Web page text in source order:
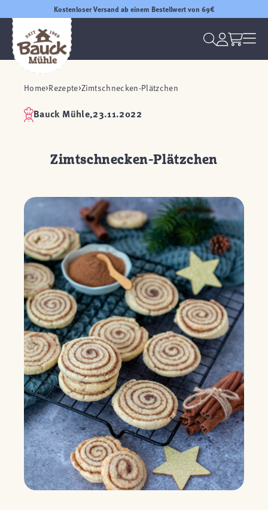
Kostenloser Versand ab einem Bestellwert von 69€
Home Rezepte Zimtschnecken-Plätzchen
Bauck Mühle,23.11.2022
Zimtschnecken-Plätzchen